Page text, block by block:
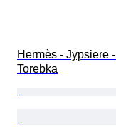
Hermès - Jypsiere -
Torebka